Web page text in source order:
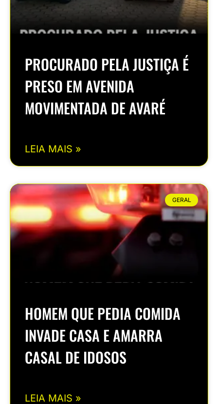
PROCURADO PELA JUSTIÇA É
PRESO EM AVENIDA
MOVIMENTADA DE AVARÉ
LEIA MAIS »
GERAL
HOMEM QUE PEDIA COMIDA
INVADE CASA E AMARRA
CASAL DE IDOSOS
LEIA MAIS »